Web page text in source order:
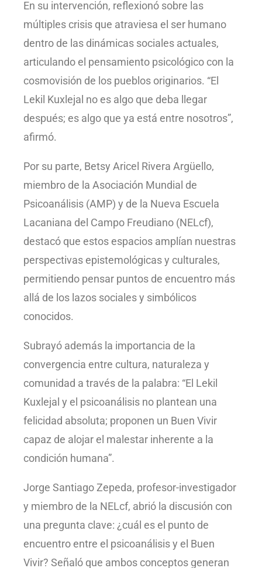
En su intervención, reflexionó sobre las
múltiples crisis que atraviesa el ser humano
dentro de las dinámicas sociales actuales,
articulando el pensamiento psicológico con la
cosmovisión de los pueblos originarios. “El
Lekil Kuxlejal no es algo que deba llegar
después; es algo que ya está entre nosotros”,
afirmó.
Por su parte, Betsy Aricel Rivera Argüello,
miembro de la Asociación Mundial de
Psicoanálisis (AMP) y de la Nueva Escuela
Lacaniana del Campo Freudiano (NELcf),
destacó que estos espacios amplían nuestras
perspectivas epistemológicas y culturales,
permitiendo pensar puntos de encuentro más
allá de los lazos sociales y simbólicos
conocidos.
Subrayó además la importancia de la
convergencia entre cultura, naturaleza y
comunidad a través de la palabra: “El Lekil
Kuxlejal y el psicoanálisis no plantean una
felicidad absoluta; proponen un Buen Vivir
capaz de alojar el malestar inherente a la
condición humana”.
Jorge Santiago Zepeda, profesor-investigador
y miembro de la NELcf, abrió la discusión con
una pregunta clave: ¿cuál es el punto de
encuentro entre el psicoanálisis y el Buen
Vivir? Señaló que ambos conceptos generan